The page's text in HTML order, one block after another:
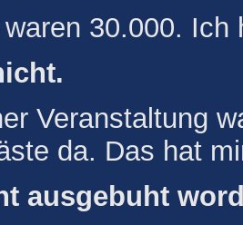
30.000. Ich
Veranstaltung
da. Das hat
ausgebuht